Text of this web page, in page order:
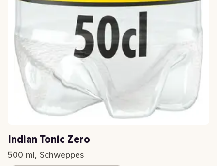
Indian Tonic Zero
500 ml, Schweppes